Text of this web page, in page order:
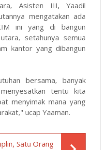
Asisten III, Yaadil
mengatakan ada
ini yang di bangun
setahunya semua
kantor yang dibangun
bersama, banyak
tentu kita
menyimak mana yang
ucap Yaaman.
Satu Orang